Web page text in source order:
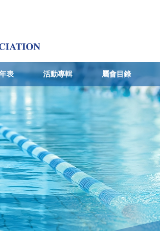
表 活動專輯 屬會目錄